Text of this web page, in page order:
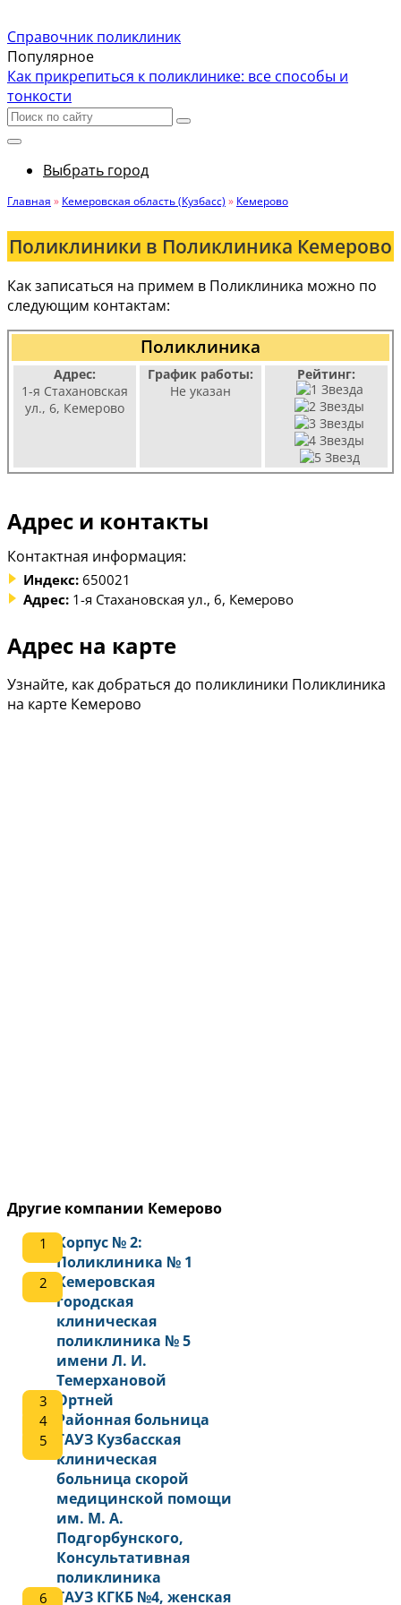
Справочник поликлиник
Популярное
Как прикрепиться к поликлинике: все способы и
тонкости
Выбрать город
Главная » Кемеровская область (Кузбасс) » Кемерово
Поликлиники в Поликлиника Кемерово
Как записаться на примем в Поликлиника можно по
следующим контактам:
Поликлиника
Адрес:
1-я Стахановская
ул., 6, Кемерово
График работы:
Не указан
Рейтинг:
Адрес и контакты
Контактная информация:
Индекс: 650021
Адрес: 1-я Стахановская ул., 6, Кемерово
Адрес на карте
Узнайте, как добраться до поликлиники Поликлиника
на карте Кемерово
Другие компании Кемерово
Корпус № 2:
Поликлиника № 1
Кемеровская
городская
клиническая
поликлиника № 5
имени Л. И.
Темерхановой
Ортней
Районная больница
ГАУЗ Кузбасская
клиническая
больница скорой
медицинской помощи
им. М. А.
Подгорбунского,
Консультативная
поликлиника
ГАУЗ КГКБ №4, женская